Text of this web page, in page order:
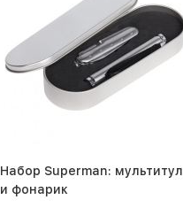
Набор Superman: мультитул
и фонарик